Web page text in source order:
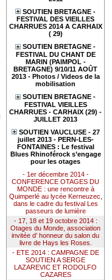
SOUTIEN BRETAGNE -
FESTIVAL DES VIEILLES
CHARRUES 2014 A CARHAIX
( 29)
SOUTIEN BRETAGNE -
FESTIVAL DU CHANT DE
MARIN (PAIMPOL -
BRETAGNE) 9/10/11 AOÛT
2013 - Photos / Videos de la
mobilisation
SOUTIEN BRETAGNE -
FESTIVAL VIEILLES
CHARRUES - CARHAIX (29) -
JUILLET 2013
SOUTIEN VAUCLUSE - 27
juillet 2013 - PERN-LES-
FONTAINES : Le festival
Blues Rhinoférock s’engage
pour les otages
- 1er décembre 2014 -
CONFERENCE OTAGES DU
MONDE : une rencontre à
Quimperlé au lycée Kerneuzec,
dans le cadre du festival Les
passeurs de lumière
- 17, 18 et 19 octobre 2014 :
Otages du Monde, association
invitée d’ honneur du salon du
livre de Hays les Roses.
- ETE 2014 : CAMPAGNE DE
SOUTIEN A SERGE
LAZAREVIC ET RODOLFO
CAZARES